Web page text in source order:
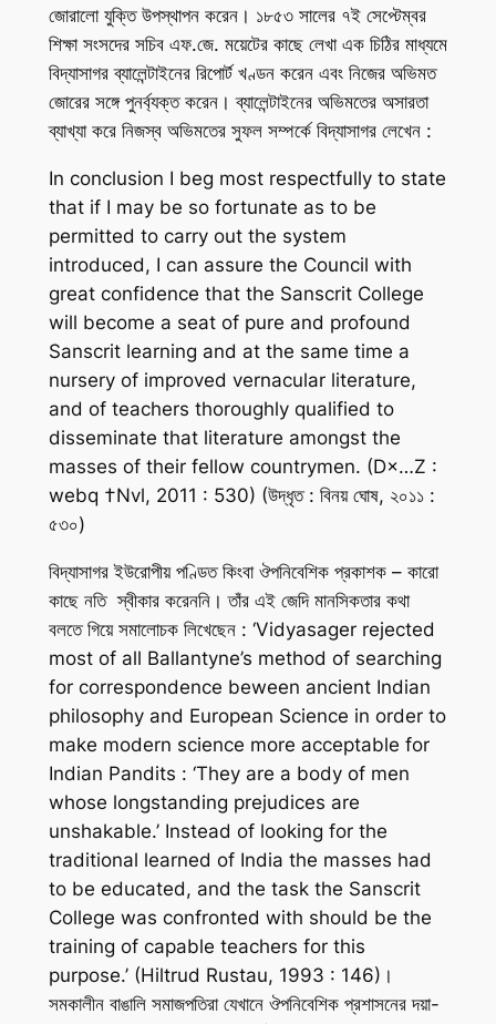
জোরালো যুক্তি উপস্থাপন করেন। ১৮৫৩ সালের ৭ই সেপ্টেম্বর
শিক্ষা সংসদের সচিব এফ.জে. ময়েটের কাছে লেখা এক চিঠির মাধ্যমে
বিদ্যাসাগর ব্যালেন্টাইনের রিপোর্ট খণ্ডন করেন এবং নিজের অভিমত
জোরের সঙ্গে পুনর্ব্যক্ত করেন। ব্যালেন্টাইনের অভিমতের অসারতা
ব্যাখ্যা করে নিজস্ব অভিমতের সুফল সম্পর্কে বিদ্যাসাগর লেখেন :
In conclusion I beg most respectfully to state
that if I may be so fortunate as to be
permitted to carry out the system
introduced, I can assure the Council with
great confidence that the Sanscrit College
will become a seat of pure and profound
Sanscrit learning and at the same time a
nursery of improved vernacular literature,
and of teachers thoroughly qualified to
disseminate that literature amongst the
masses of their fellow countrymen. (D×…Z :
webq †Nvl, 2011 : 530) (উদ্ধৃত : বিনয় ঘোষ, ২০১১ :
৫৩০)
বিদ্যাসাগর ইউরোপীয় পণ্ডিত কিংবা ঔপনিবেশিক প্রকাশক – কারো
কাছে নতি স্বীকার করেননি। তাঁর এই জেদি মানসিকতার কথা
বলতে গিয়ে সমালোচক লিখেছেন : ‘Vidyasager rejected
most of all Ballantyne’s method of searching
for correspondence beween ancient Indian
philosophy and European Science in order to
make modern science more acceptable for
Indian Pandits : ‘They are a body of men
whose longstanding prejudices are
unshakable.’ Instead of looking for the
traditional learned of India the masses had
to be educated, and the task the Sanscrit
College was confronted with should be the
training of capable teachers for this
purpose.’ (Hiltrud Rustau, 1993 : 146)।
সমকালীন বাঙালি সমাজপতিরা যেখানে ঔপনিবেশিক প্রশাসনের দয়া-